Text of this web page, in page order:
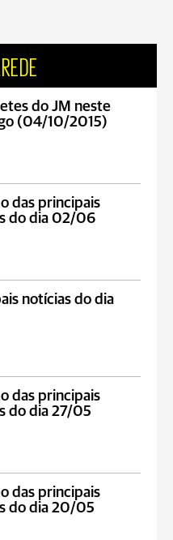
do JM neste
(04/10/2015)
das principais
do dia 02/06
notícias do dia
das principais
do dia 27/05
das principais
do dia 20/05